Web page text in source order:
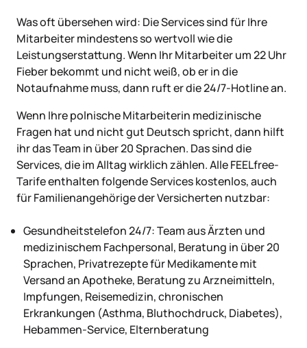
Was oft übersehen wird: Die Services sind für Ihre
Mitarbeiter mindestens so wertvoll wie die
Leistungserstattung. Wenn Ihr Mitarbeiter um 22 Uhr
Fieber bekommt und nicht weiß, ob er in die
Notaufnahme muss, dann ruft er die 24/7-Hotline an.
Wenn Ihre polnische Mitarbeiterin medizinische
Fragen hat und nicht gut Deutsch spricht, dann hilft
ihr das Team in über 20 Sprachen. Das sind die
Services, die im Alltag wirklich zählen. Alle FEELfree-
Tarife enthalten folgende Services kostenlos, auch
für Familienangehörige der Versicherten nutzbar:
Gesundheitstelefon 24/7: Team aus Ärzten und
medizinischem Fachpersonal, Beratung in über 20
Sprachen, Privatrezepte für Medikamente mit
Versand an Apotheke, Beratung zu Arzneimitteln,
Impfungen, Reisemedizin, chronischen
Erkrankungen (Asthma, Bluthochdruck, Diabetes),
Hebammen-Service, Elternberatung